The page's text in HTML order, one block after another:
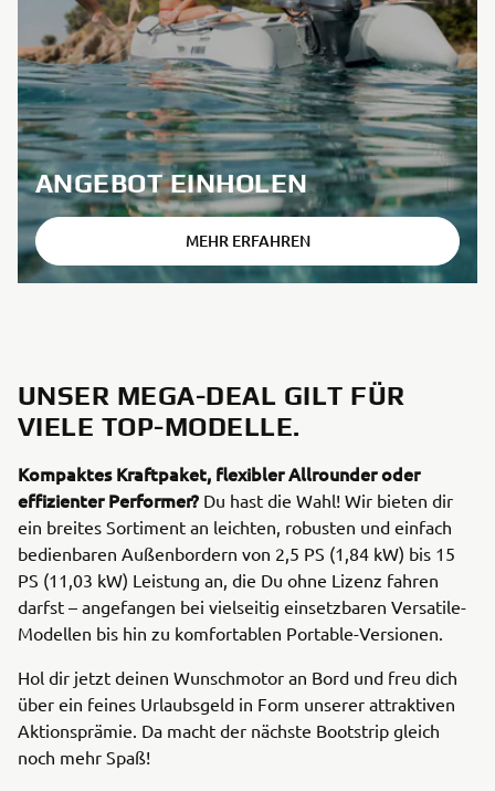
ANGEBOT EINHOLEN
MEHR ERFAHREN
UNSER MEGA-DEAL GILT FÜR
VIELE TOP-MODELLE.
Kompaktes Kraftpaket, flexibler Allrounder oder
effizienter Performer? Du hast die Wahl! Wir bieten dir
ein breites Sortiment an leichten, robusten und einfach
bedienbaren Außenbordern von 2,5 PS (1,84 kW) bis 15
PS (11,03 kW) Leistung an, die Du ohne Lizenz fahren
darfst – angefangen bei vielseitig einsetzbaren Versatile-
Modellen bis hin zu komfortablen Portable-Versionen.
Hol dir jetzt deinen Wunschmotor an Bord und freu dich
über ein feines Urlaubsgeld in Form unserer attraktiven
Aktionsprämie. Da macht der nächste Bootstrip gleich
noch mehr Spaß!